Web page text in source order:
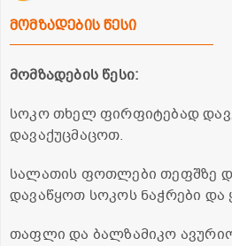
მომზადების წესი
მომზადების წესი:
სოკო თხელ ფირფიტებად
დავაქუცმაცოთ.
სალათის ფოთლები თეფშზე
დავაწყოთ სოკოს ნაჭრები და
თაფლი და ბალზამიკო